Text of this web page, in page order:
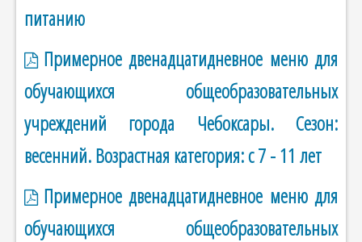
питанию
Примерное двенадцатидневное меню для
обучающихся общеобразовательных
учреждений города Чебоксары. Сезон:
весенний. Возрастная категория: с 7 - 11 лет
Примерное двенадцатидневное меню для
обучающихся общеобразовательных